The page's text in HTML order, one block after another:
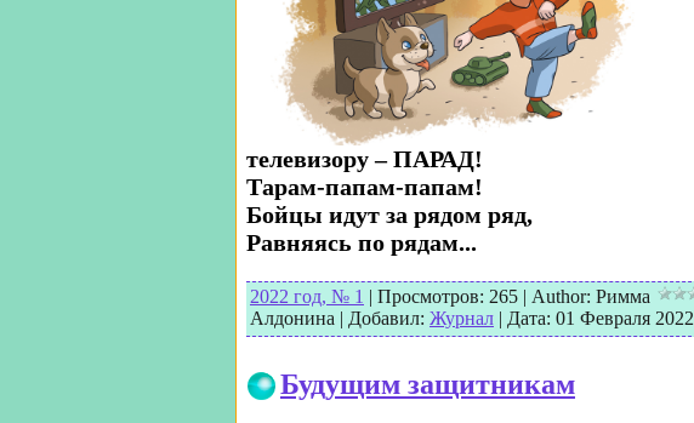
телевизору – ПАРАД!
Тарам-папам-папам!
Бойцы идут за рядом ряд,
Равняясь по рядам...
2022 год, № 1 | Просмотров: 265| Author: Римма
Алдонина | Добавил: Журнал| Дата: 01 Февраля 2022
Будущим защитникам